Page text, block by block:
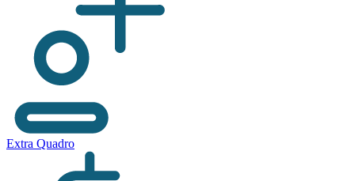
Extra Quadro